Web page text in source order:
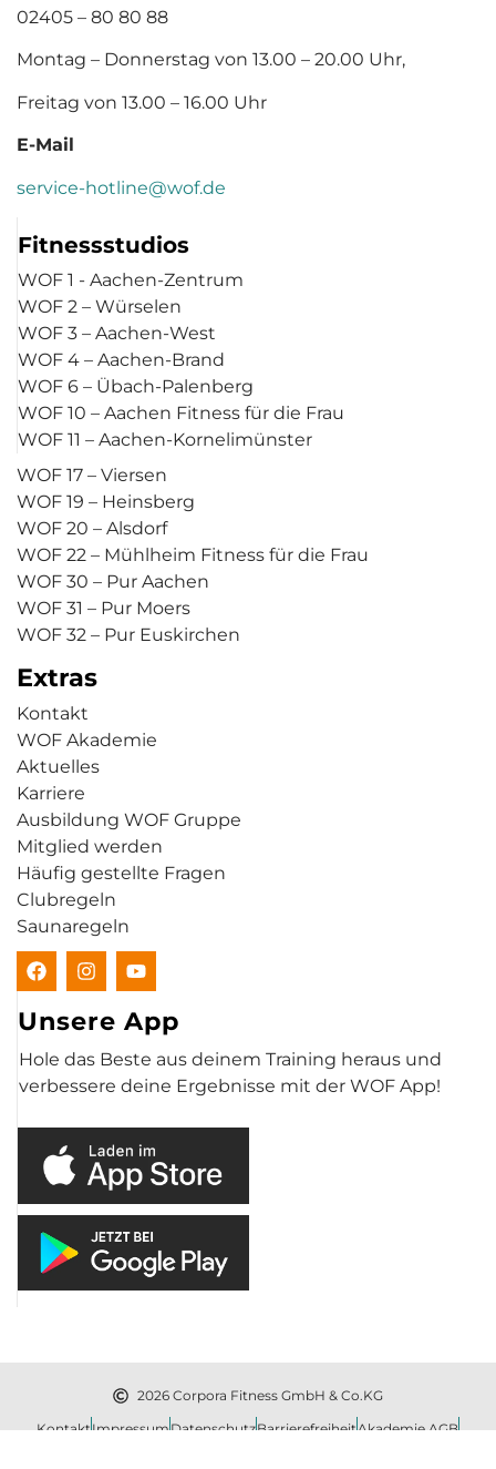
02405 – 80 80 88
Montag – Donnerstag von 13.00 – 20.00 Uhr,
Freitag von 13.00 – 16.00 Uhr
E-Mail
service-hotline@wof.de
Fitnessstudios
WOF 1 - Aachen-Zentrum
WOF 2 – Würselen
WOF 3 – Aachen-West
WOF 4 – Aachen-Brand
WOF 6 – Übach-Palenberg
WOF 10 – Aachen Fitness für die Frau
WOF 11 – Aachen-Kornelimünster
WOF 17 – Viersen
WOF 19 – Heinsberg
WOF 20 – Alsdorf
WOF 22 – Mühlheim Fitness für die Frau
WOF 30 – Pur Aachen
WOF 31 – Pur Moers
WOF 32 – Pur Euskirchen
Extras
Kontakt
WOF Akademie
Aktuelles
Karriere
Ausbildung WOF Gruppe
Mitglied werden
Häufig gestellte Fragen
Clubregeln
Saunaregeln
Unsere App
Hole das Beste aus deinem Training heraus und
verbessere deine Ergebnisse mit der WOF App!
2026 Corpora Fitness GmbH & Co.KG
KontaktImpressumDatenschutzBarrierefreiheitAkademie AGB